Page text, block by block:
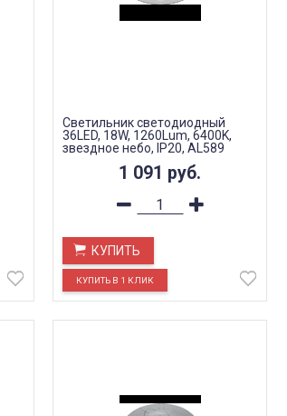
Светильник светодиодный
36LED, 18W, 1260Lum, 6400K,
звездное небо, IP20, AL589
1 091 руб.
КУПИТЬ